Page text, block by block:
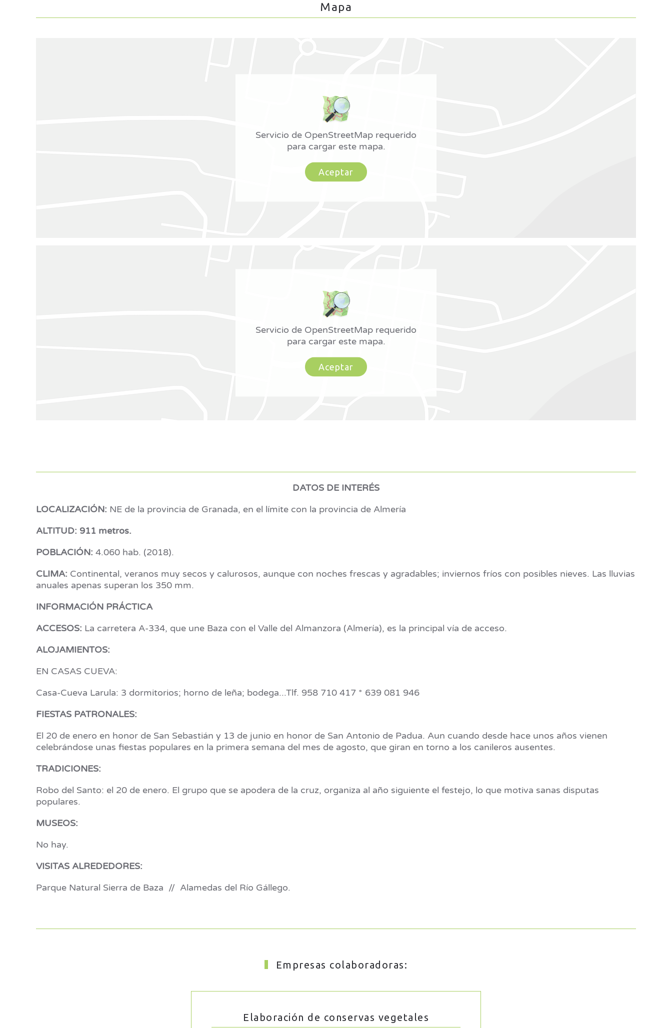
Mapa
Servicio de OpenStreetMap requerido
para cargar este mapa.
Aceptar
Servicio de OpenStreetMap requerido
para cargar este mapa.
Aceptar
DATOS DE INTERÉS
LOCALIZACIÓN: NE de la provincia de Granada, en el límite con la provincia de Almería
ALTITUD: 911 metros.
POBLACIÓN: 4.060 hab. (2018).
CLIMA: Continental, veranos muy secos y calurosos, aunque con noches frescas y agradables; inviernos fríos con posibles nieves. Las lluvias
anuales apenas superan los 350 mm.
INFORMACIÓN PRÁCTICA
ACCESOS: La carretera A-334, que une Baza con el Valle del Almanzora (Almería), es la principal vía de acceso.
ALOJAMIENTOS:
EN CASAS CUEVA:
Casa-Cueva Larula: 3 dormitorios; horno de leña; bodega...Tlf. 958 710 417 * 639 081 946
FIESTAS PATRONALES:
El 20 de enero en honor de San Sebastián y 13 de junio en honor de San Antonio de Padua. Aun cuando desde hace unos años vienen
celebrándose unas fiestas populares en la primera semana del mes de agosto, que giran en torno a los canileros ausentes.
TRADICIONES:
Robo del Santo: el 20 de enero. El grupo que se apodera de la cruz, organiza al año siguiente el festejo, lo que motiva sanas disputas
populares.
MUSEOS:
No hay.
VISITAS ALREDEDORES:
Parque Natural Sierra de Baza // Alamedas del Río Gállego.
Empresas colaboradoras:
Elaboración de conservas vegetales